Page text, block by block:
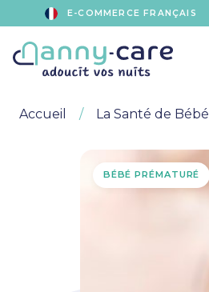
E-COMMERCE FRANÇAIS
Accueil La Santé de Bébé
BÉBÉ PRÉMATURÉ